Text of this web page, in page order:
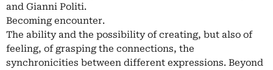
and Gianni Politi.
Becoming encounter.
The ability and the possibility of creating, but also of
feeling, of grasping the connections, the
synchronicities between different expressions. Beyond